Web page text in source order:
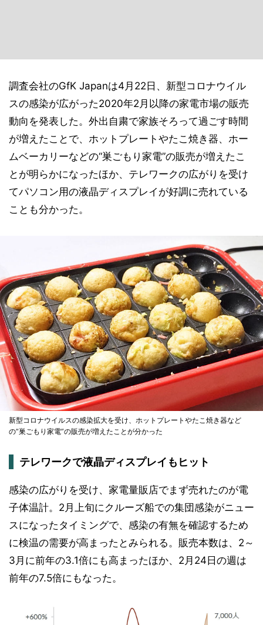
調査会社のGfK Japanは4月22日、新型コロナウイル
スの感染が広がった2020年2月以降の家電市場の販売
動向を発表した。外出自粛で家族そろって過ごす時間
が増えたことで、ホットプレートやたこ焼き器、ホー
ムベーカリーなどの“巣ごもり家電”の販売が増えたこ
とが明らかになったほか、テレワークの広がりを受け
てパソコン用の液晶ディスプレイが好調に売れている
ことも分かった。
新型コロナウイルスの感染拡大を受け、ホットプレートやたこ焼き器など
の“巣ごもり家電”の販売が増えたことが分かった
テレワークで液晶ディスプレイもヒット
感染の広がりを受け、家電量販店でまず売れたのが電
子体温計。2月上旬にクルーズ船での集団感染がニュー
スになったタイミングで、感染の有無を確認するため
に検温の需要が高まったとみられる。販売本数は、2～
3月に前年の3.1倍にも高まったほか、2月24日の週は
前年の7.5倍にもなった。